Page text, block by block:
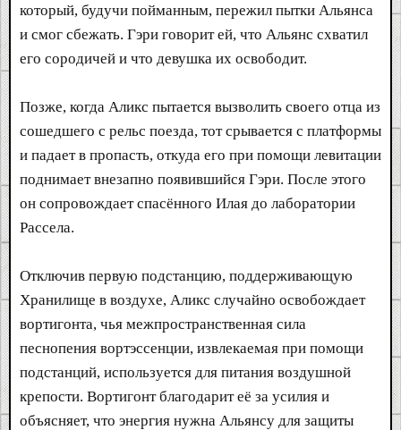
который, будучи пойманным, пережил пытки Альянса
и смог сбежать. Гэри говорит ей, что Альянс схватил
его сородичей и что девушка их освободит.
Позже, когда Аликс пытается вызволить своего отца из
сошедшего с рельс поезда, тот срывается с платформы
и падает в пропасть, откуда его при помощи левитации
поднимает внезапно появившийся Гэри. После этого
он сопровождает спасённого Илая до лаборатории
Рассела.
Отключив первую подстанцию, поддерживающую
Хранилище в воздухе, Аликс случайно освобождает
вортигонта, чья межпространственная сила
песнопения вортэссенции, извлекаемая при помощи
подстанций, используется для питания воздушной
крепости. Вортигонт благодарит её за усилия и
объясняет, что энергия нужна Альянсу для защиты